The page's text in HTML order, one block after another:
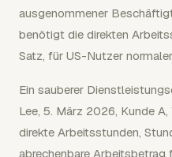
ausgenommener
benötigt die direkten
Satz, für US-Nutzer
Ein sauberer
Lee, 5. März 2026, Kunde
direkte Arbeitsstunden,
abrechenbare